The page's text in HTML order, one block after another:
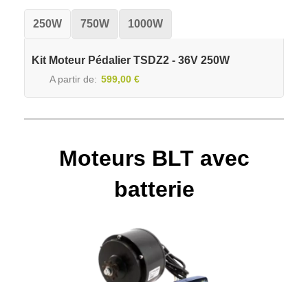
250W 750W 1000W
Kit Moteur Pédalier TSDZ2 - 36V 250W
A partir de 599,00 €
Moteurs BLT avec
batterie